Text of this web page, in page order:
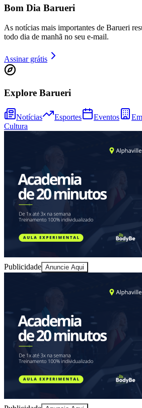
Athletico-PR
Bragantino
Bom Dia Barueri
As notícias mais importantes de Barueri
todo dia de manhã no seu e-mail.
Assinar grátis
Explore Barueri
Notícias Esportes Eventos
Cultura
Publicidade Anuncie Aqui